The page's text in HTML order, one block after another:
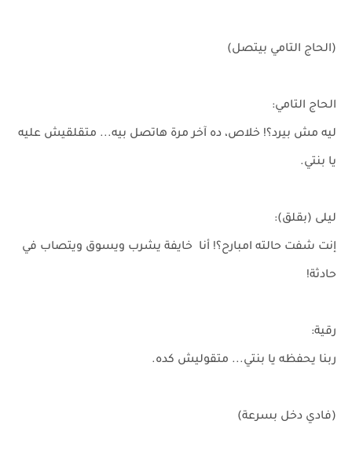
(الحاج التامي بيتصل)
الحاج التامي:
ليه مش بيرد؟! خلاص، ده آخر مرة هاتصل بيه... متقلقيش عليه
يا بنتي.
ليلى (بقلق):
إنت شفت حالته امبارح؟! أنا خايفة يشرب ويسوق ويتصاب في
حادثة!
رقية:
ربنا يحفظه يا بنتي... متقوليش كده.
(فادي دخل بسرعة)